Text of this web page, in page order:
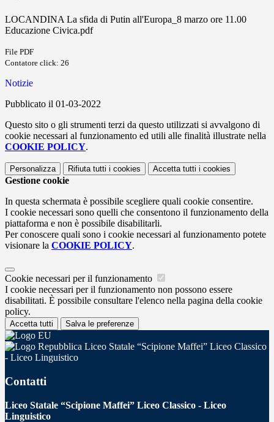
LOCANDINA La sfida di Putin all'Europa_8 marzo ore 11.00
Educazione Civica.pdf
File PDF
Contatore click: 26
Notizie
Pubblicato il 01-03-2022
Questo sito o gli strumenti terzi da questo utilizzati si avvalgono di
cookie necessari al funzionamento ed utili alle finalità illustrate nella
COOKIE POLICY.
Personalizza Rifiuta tutti i cookies Accetta tutti i cookies
Gestione cookie
In questa schermata è possibile scegliere quali cookie consentire.
I cookie necessari sono quelli che consentono il funzionamento della
piattaforma e non è possibile disabilitarli.
Per conoscere quali sono i cookie necessari al funzionamento potete
visionare la COOKIE POLICY.
Cookie necessari per il funzionamento
I cookie necessari per il funzionamento non possono essere
disabilitati. È possibile consultare l'elenco nella pagina della cookie
policy.
Accetta tutti Salva le preferenze
Liceo Statale “Scipione Maffei” Liceo Classico
- Liceo Linguistico
Contatti
Liceo Statale “Scipione Maffei” Liceo Classico - Liceo
Linguistico